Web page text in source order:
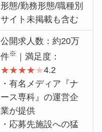
形態/勤務形態/職種別
サイト未掲載も含む
公開求人数：約20万
件※ ｜満足度：
★★★★★4.2
・有名メディア『ナ
ース専科』の運営企
業が提供
・応募先施設への猛